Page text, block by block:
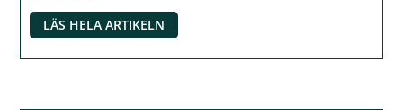
LÄS HELA ARTIKELN